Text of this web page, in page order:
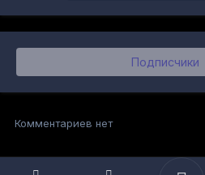
Подписчики
Комментариев нет